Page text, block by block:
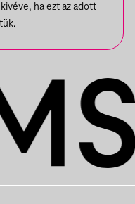
ha ezt az adott